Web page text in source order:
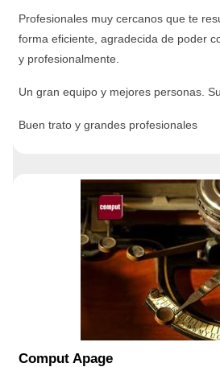
Profesionales muy cercanos que te
forma eficiente, agradecida de poder
y profesionalmente.
Un gran equipo y mejores personas.
Buen trato y grandes profesionales
Comput Apage